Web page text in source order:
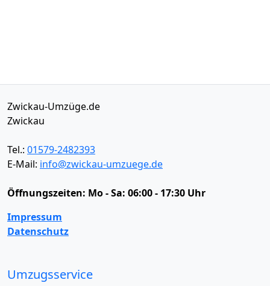
Zwickau-Umzüge.de
Zwickau
Tel.: 01579-2482393
E-Mail: info@zwickau-umzuege.de
Öffnungszeiten: Mo - Sa: 06:00 - 17:30 Uhr
Impressum
Datenschutz
Umzugsservice